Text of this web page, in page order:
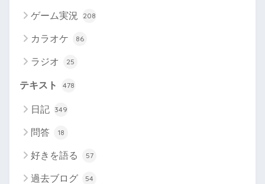
ゲーム実況 208
カラオケ 86
ラジオ 25
テキスト 478
日記 349
問答 18
好きを語る 57
過去ブログ 54